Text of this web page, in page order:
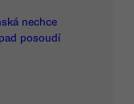
nechce
posoudí